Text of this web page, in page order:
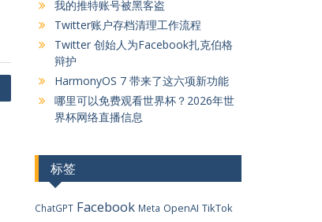
我的推特账号被黑客盗
Twitter账户存档清理工作流程
Twitter 创始人为Facebook扎克伯格
辩护
HarmonyOS 7 带来了这六项新功能
哪里可以免费观看世界杯？2026年世
界杯网络直播信息
标签
ChatGPT Facebook Meta OpenAI TikTok